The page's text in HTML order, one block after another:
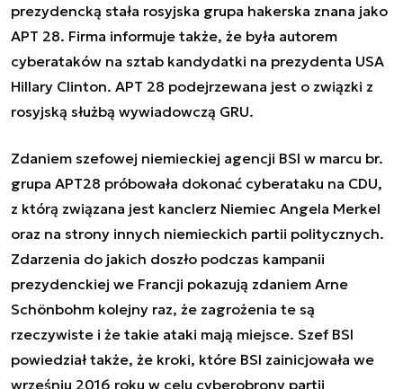
prezydencką stała rosyjska grupa hakerska znana jako
APT 28. Firma informuje także, że była autorem
cyberataków na sztab kandydatki na prezydenta USA
Hillary Clinton. APT 28 podejrzewana jest o związki z
rosyjską służbą wywiadowczą GRU.
Zdaniem szefowej niemieckiej agencji BSI w marcu br.
grupa APT28 próbowała dokonać cyberataku na CDU,
z którą związana jest kanclerz Niemiec Angela Merkel
oraz na strony innych niemieckich partii politycznych.
Zdarzenia do jakich doszło podczas kampanii
prezydenckiej we Francji pokazują zdaniem Arne
Schönbohm kolejny raz, że zagrożenia te są
rzeczywiste i że takie ataki mają miejsce. Szef BSI
powiedział także, że kroki, które BSI zainicjowała we
wrześniu 2016 roku w celu cyberobrony partii